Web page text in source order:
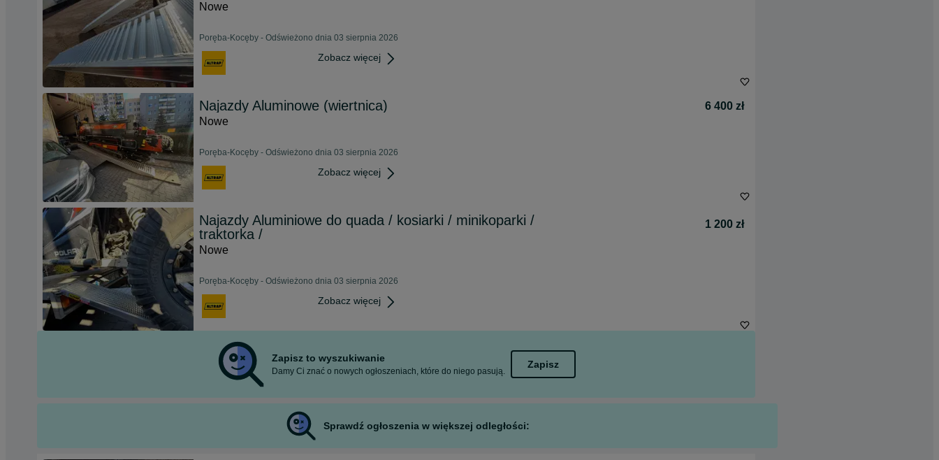
Nowe
Poręba-Kocęby - Odświeżono dnia 03 sierpnia 2026
Zobacz więcej
Najazdy Aluminowe (wiertnica)
6 400 zł
Nowe
Poręba-Kocęby - Odświeżono dnia 03 sierpnia 2026
Zobacz więcej
Najazdy Aluminiowe do quada / kosiarki / minikoparki /
traktorka /
1 200 zł
Nowe
Poręba-Kocęby - Odświeżono dnia 03 sierpnia 2026
Zobacz więcej
Zapisz to wyszukiwanie
Damy Ci znać o nowych ogłoszeniach, które do niego pasują.
Zapisz
Sprawdź ogłoszenia w większej odległości: